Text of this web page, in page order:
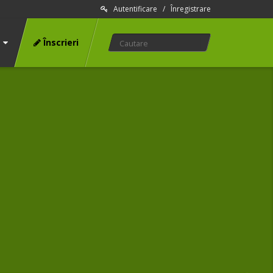
Autentificare /Înregistrare
Înscrieri